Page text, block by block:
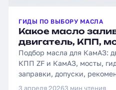
ГИДЫ ПО ВЫБОРУ МАСЛА
Какое масло
двигатель, КПП,
Подбор масла для КамАЗ:
КПП ZF и КамАЗ, мосты,
заправки, допуски,
3 апреля 20263 мин чтения